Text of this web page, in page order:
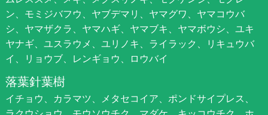
ン、モミジバフウ、ヤブデマリ、ヤマグワ、ヤマコウバ
シ、ヤマザクラ、ヤマハギ、ヤマブキ、ヤマボウシ、ユキ
ヤナギ、ユスラウメ、ユリノキ、ライラック、リキュウバ
イ、リョウブ、レンギョウ、ロウバイ
落葉針葉樹
イチョウ、カラマツ、メタセコイア、ポンドサイプレス、